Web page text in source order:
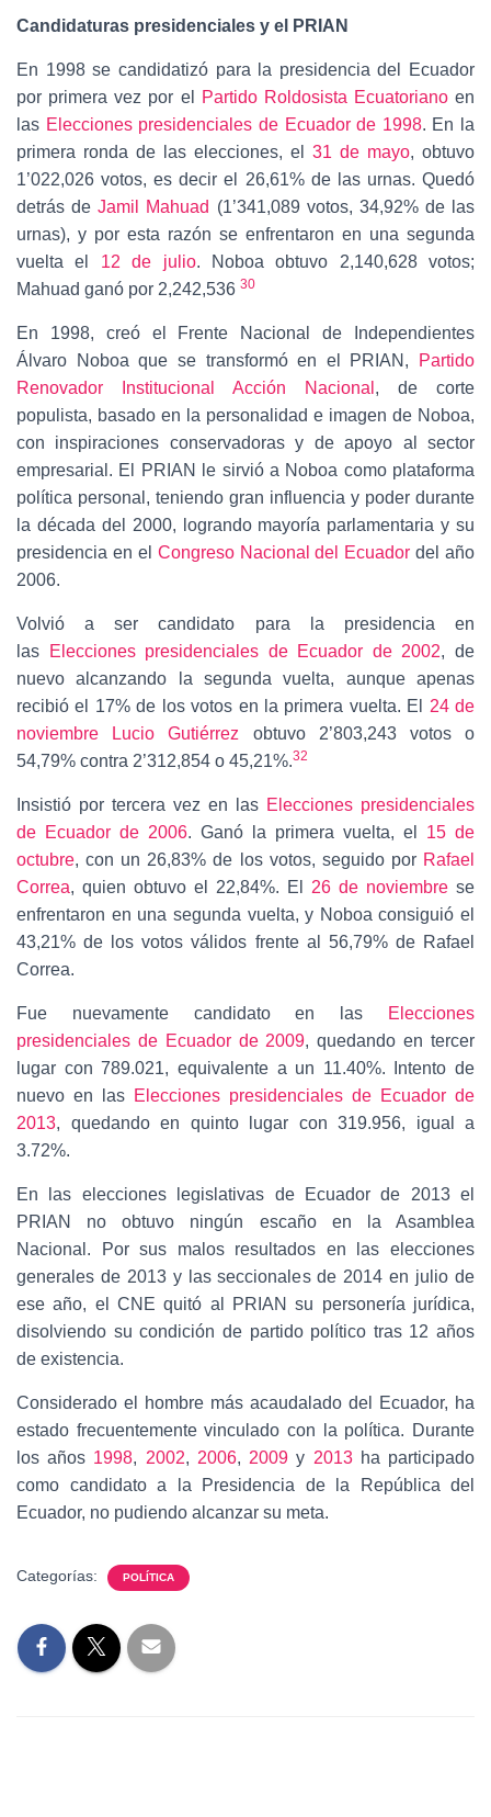
Candidaturas presidenciales y el PRIAN
En 1998 se candidatizó para la presidencia del Ecuador
por primera vez por el
Partido Roldosista Ecuatorianoen
las Elecciones presidenciales de Ecuador de 1998. En la
primera ronda de las elecciones, el 31 de mayo, obtuvo
1’022,026 votos, es decir el 26,61% de las urnas. Quedó
detrás deJamil Mahuad (1’341,089 votos, 34,92% de las
urnas), y por esta razón se enfrentaron en una segunda
vuelta el 12 de julio. Noboa obtuvo 2,140,628 votos;
Mahuad ganó por 2,242,536 30
En 1998, creó el Frente Nacional de Independientes
Álvaro Noboa que se transformó en el PRIAN,
Partido
Renovador Institucional Acción Nacional , de corte
populista, basado en la personalidad e imagen de Noboa,
con inspiraciones conservadoras y de apoyo al sector
empresarial. El PRIAN le sirvió a Noboa como plataforma
política personal, teniendo gran influencia y poder durante
la década del 2000, logrando mayoría parlamentaria y su
presidencia en el Congreso Nacional del Ecuador del año
2006.
Volvió a ser candidato para la presidencia en
las
Elecciones presidenciales de Ecuador de 2002, de
nuevo alcanzando la segunda vuelta, aunque apenas
recibió el 17% de los votos en la primera vuelta. El 24 de
noviembre
Lucio Gutiérrez obtuvo 2’803,243 votos o
54,79% contra 2’312,854 o 45,21%.32
Insistió por tercera vez en las Elecciones presidenciales
de Ecuador de 2006. Ganó la primera vuelta, el 15 de
octubre, con un 26,83% de los votos, seguido por Rafael
Correa, quien obtuvo el 22,84%. El 26 de noviembre se
enfrentaron en una segunda vuelta, y Noboa consiguió el
43,21% de los votos válidos frente al 56,79% de Rafael
Correa.
Fue nuevamente candidato en las
Elecciones
presidenciales de Ecuador de 2009, quedando en tercer
lugar con 789.021, equivalente a un 11.40%. Intento de
nuevo en las Elecciones presidenciales de Ecuador de
2013, quedando en quinto lugar con 319.956, igual a
3.72%.
En las elecciones legislativas de Ecuador de 2013 el
PRIAN no obtuvo ningún escaño en la Asamblea
Nacional. Por sus malos resultados en las elecciones
generales de 2013 y las seccionales de 2014 en julio de
ese año, el CNE quitó al PRIAN su personería jurídica,
disolviendo su condición de partido político tras 12 años
de existencia.
Considerado el hombre más acaudalado del Ecuador, ha
estado frecuentemente vinculado con la política. Durante
los años 1998, 2002, 2006, 2009 y 2013ha participado
como candidato a la Presidencia de la República del
Ecuador, no pudiendo alcanzar su meta.
Categorías: POLÍTICA